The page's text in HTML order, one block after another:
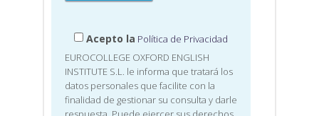
Acepto la Política de Privacidad
EUROCOLLEGE OXFORD ENGLISH
INSTITUTE S.L. le informa que tratará los
datos personales que facilite con la
finalidad de gestionar su consulta y darle